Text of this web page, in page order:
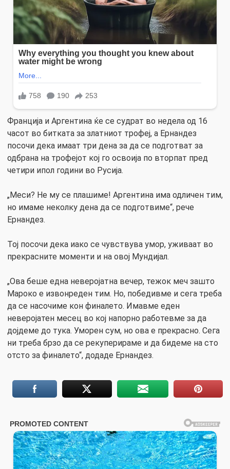
Франција и Аргентина ќе се судрат во недела од 16
часот во битката за златниот трофеј, а Ернандез
посочи дека имаат три дена за да се подготват за
одбрана на трофејот кој го освоија по вторпат пред
четири ипол години во Русија.
„Меси? Не му се плашиме! Аргентина има одличен тим,
но имаме неколку дена да се подготвиме“, рече
Ернандез.
Тој посочи дека иако се чувствува умор, уживаат во
прекрасните моменти и на овој Мундијал.
„Ова беше една неверојатна вечер, тежок меч зашто
Мароко е извонреден тим. Но, победивме и сега треба
да се насочиме кон финалето. Имавме еден
неверојатен месец во кој напорно работевме за да
дојдеме до тука. Уморен сум, но ова е прекрасно. Сега
ни треба брзо да се рекуперираме и да бидеме на сто
отсто за финалето“, додаде Ернандез.